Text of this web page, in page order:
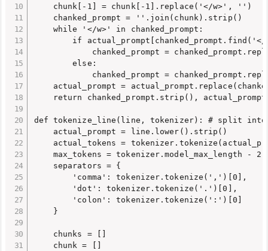
    chunk[-1] = chunk[-1].replace('</w>', '')
    chanked_prompt = ''.join(chunk).strip()
    while '</w>' in chanked_prompt:
if
chanked_prompt =
        else:
chanked_prompt =
actual_prompt =
return chanked_prompt.strip(),
def tokenize_line(line, tokenizer): # split into
    actual_prompt = line.lower().strip()
actual_tokens =
    max_tokens = tokenizer.model_max_length - 2
    separators = {
        'comma': tokenizer.tokenize(',')[0],
        'dot': tokenizer.tokenize('.')[0],
        'colon': tokenizer.tokenize(':')[0]
    }
    chunks = []
    chunk = []